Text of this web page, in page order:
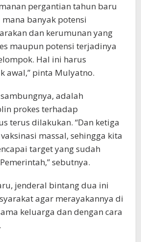
pergantian tahun baru
mana banyak potensi
dan kerumunan yang
maupun potensi terjadinya
Hal ini harus
awal,” pinta Mulyatno.
adalah
prokes terhadap
terus dilakukan. “Dan ketiga
massal, sehingga kita
target yang sudah
sebutnya.
jenderal bintang dua ini
agar merayakannya di
keluarga dan dengan cara